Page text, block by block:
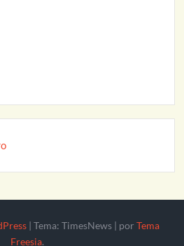
| Tema: TimesNews | por Tema
Freesia.